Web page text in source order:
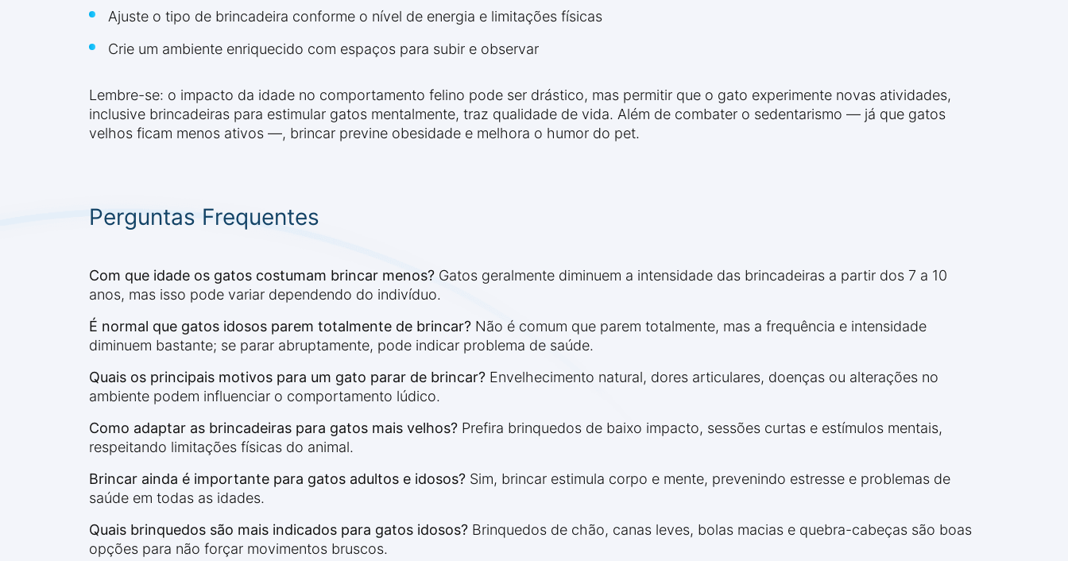
Ajuste o tipo de brincadeira conforme o nível de energia e limitações físicas
Crie um ambiente enriquecido com espaços para subir e observar
Lembre-se: o impacto da idade no comportamento felino pode ser drástico, mas permitir que o gato experimente novas atividades,
inclusive brincadeiras para estimular gatos mentalmente, traz qualidade de vida. Além de combater o sedentarismo — já que gatos
velhos ficam menos ativos —, brincar previne obesidade e melhora o humor do pet.
Perguntas Frequentes
Com que idade os gatos costumam brincar menos? Gatos geralmente diminuem a intensidade das brincadeiras a partir dos 7 a 10
anos, mas isso pode variar dependendo do indivíduo.
É normal que gatos idosos parem totalmente de brincar? Não é comum que parem totalmente, mas a frequência e intensidade
diminuem bastante; se parar abruptamente, pode indicar problema de saúde.
Quais os principais motivos para um gato parar de brincar? Envelhecimento natural, dores articulares, doenças ou alterações no
ambiente podem influenciar o comportamento lúdico.
Como adaptar as brincadeiras para gatos mais velhos? Prefira brinquedos de baixo impacto, sessões curtas e estímulos mentais,
respeitando limitações físicas do animal.
Brincar ainda é importante para gatos adultos e idosos? Sim, brincar estimula corpo e mente, prevenindo estresse e problemas de
saúde em todas as idades.
Quais brinquedos são mais indicados para gatos idosos? Brinquedos de chão, canas leves, bolas macias e quebra-cabeças são boas
opções para não forçar movimentos bruscos.